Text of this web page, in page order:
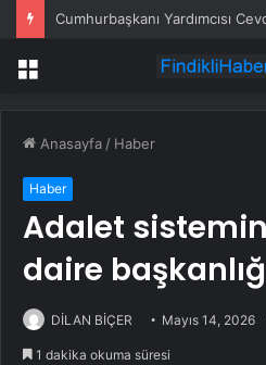
Menü
Anasayfa / Haber
Haber
Adalet
daire
DİLAN BİÇER Mayıs 14, 2026
1 dakika okuma süresi